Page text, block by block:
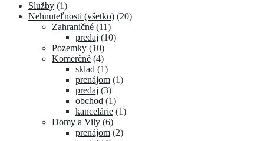
Služby (1)
Nehnuteľnosti (všetko) (20)
Zahraničné (11)
predaj (10)
Pozemky (10)
Komerčné (4)
sklad (1)
prenájom (1)
predaj (3)
obchod (1)
kancelárie (1)
Domy a Vily (6)
prenájom (2)